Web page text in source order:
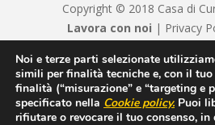
Copyright © 2018 Casa di
Lavora con noi | Privacy
Hyppocratica S.P.A. - Casa
Sole - Cap. Soc. € 120120 -
208814 - P.IVA/Cod.
Noi e terze parti selezionate
simili per finalità tecniche e, con il tuo
finalità (“misurazione” e “targeting e
specificato nella Cookie policy. Puoi
rifiutare o revocare il tuo consenso,